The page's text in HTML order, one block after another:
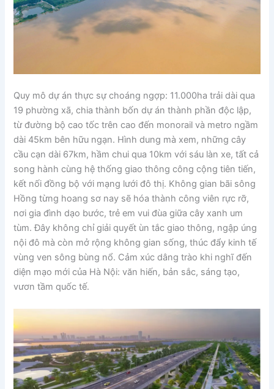
Quy mô dự án thực sự choáng ngợp: 11.000ha trải dài qua
19 phường xã, chia thành bốn dự án thành phần độc lập,
từ đường bộ cao tốc trên cao đến monorail và metro ngầm
dài 45km bên hữu ngạn. Hình dung mà xem, những cây
cầu cạn dài 67km, hầm chui qua 10km với sáu làn xe, tất cả
song hành cùng hệ thống giao thông công cộng tiên tiến,
kết nối đồng bộ với mạng lưới đô thị. Không gian bãi sông
Hồng từng hoang sơ nay sẽ hóa thành công viên rực rỡ,
nơi gia đình dạo bước, trẻ em vui đùa giữa cây xanh um
tùm. Đây không chỉ giải quyết ùn tắc giao thông, ngập úng
nội đô mà còn mở rộng không gian sống, thúc đẩy kinh tế
vùng ven sông bùng nổ. Cảm xúc dâng trào khi nghĩ đến
diện mạo mới của Hà Nội: văn hiến, bản sắc, sáng tạo,
vươn tầm quốc tế.